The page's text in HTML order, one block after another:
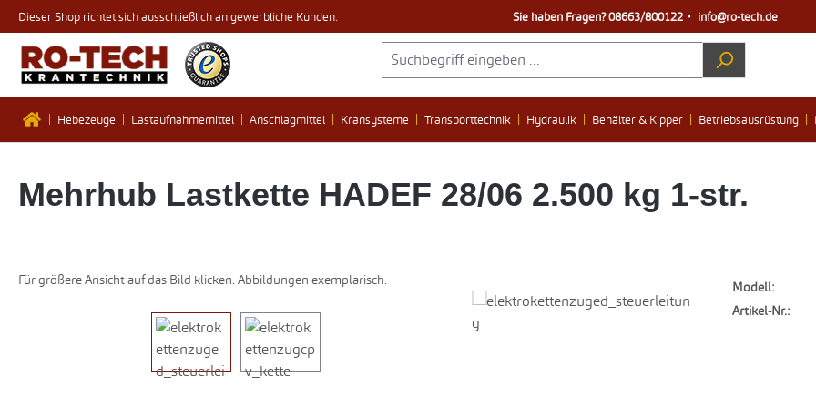
Hauptinhalt springen
Zur Suche springen
Zur Hauptnavigation springen
Dieser Shop richtet sich ausschließlich an gewerbliche Kunden. Sie haben Fragen?08663/800122・ info@ro-tech.de
Hebezeuge Lastaufnahmemittel Anschlagmittel Kransysteme Transporttechnik Hydraulik Behälter & Kipper Betriebsausrüstung
Mehrhub Lastkette HADEF 28/06 2.500 kg 1-str.
Für größere Ansicht auf das Bild klicken. Abbildungen exemplarisch. Modell:
Artikel-Nr.: